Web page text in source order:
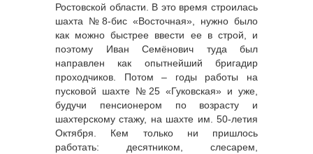
Ростовской области. В это время строилась
шахта №8-бис «Восточная», нужно было
как можно быстрее ввести ее в строй, и
поэтому Иван Семёнович туда был
направлен как опытнейший бригадир
проходчиков. Потом – годы работы на
пусковой шахте №25 «Гуковская» и уже,
будучи пенсионером по возрасту и
шахтерскому стажу, на шахте им. 50-летия
Октября. Кем только ни пришлось
работать: десятником, слесарем,